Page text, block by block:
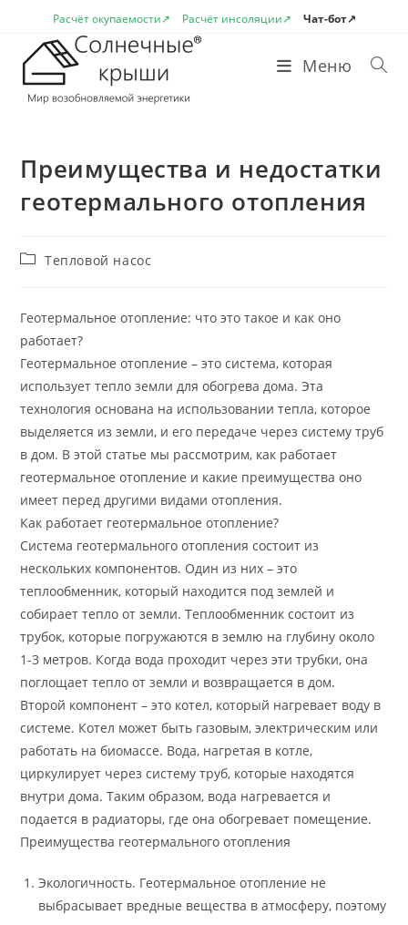
содержимому
Расчёт окупаемости↗ Расчёт инсоляции↗ Чат-бот↗
Меню
Преимущества и недостатки
геотермального отопления
Рубрика
Тепловой насос
Геотермальное отопление: что это такое и как оно
работает?
Геотермальное отопление – это система, которая
использует тепло земли для обогрева дома. Эта
технология основана на использовании тепла, которое
выделяется из земли, и его передаче через систему труб
в дом. В этой статье мы рассмотрим, как работает
геотермальное отопление и какие преимущества оно
имеет перед другими видами отопления.
Как работает геотермальное отопление?
Система геотермального отопления состоит из
нескольких компонентов. Один из них – это
теплообменник, который находится под землей и
собирает тепло от земли. Теплообменник состоит из
трубок, которые погружаются в землю на глубину около
1-3 метров. Когда вода проходит через эти трубки, она
поглощает тепло от земли и возвращается в дом.
Второй компонент – это котел, который нагревает воду в
системе. Котел может быть газовым, электрическим или
работать на биомассе. Вода, нагретая в котле,
циркулирует через систему труб, которые находятся
внутри дома. Таким образом, вода нагревается и
подается в радиаторы, где она обогревает помещение.
Преимущества геотермального отопления
Экологичность. Геотермальное отопление не
выбрасывает вредные вещества в атмосферу, поэтому